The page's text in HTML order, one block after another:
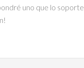
uno que lo soporte.